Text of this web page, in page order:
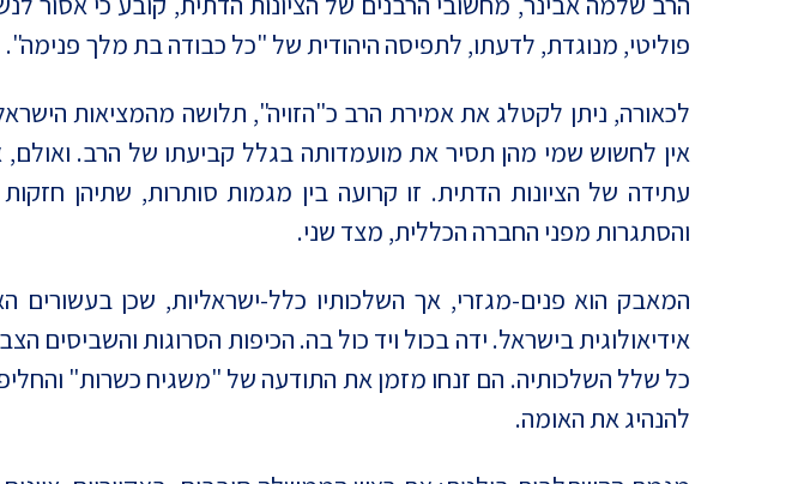
מדד הפלורליזם בישראל
אנטישמיות
דמוקרטיה
דת ומדינה
חרבות ברזל
יחסי ישראל-סין
פוליטי, מנוגדת, לדעתו, לתפיסה היהודית של "כל כבודה בת מלך פנימה".
לכאורה, ניתן לקטלג את אמירת הרב כ"הזויה", תלושה מהמציאות
אין לחשוש שמי מהן תסיר את מועמדותה בגלל קביעתו של הרב.
עתידה של הציונות הדתית. זו קרועה בין מגמות סותרות, שתיהן
והסתגרות מפני החברה הכללית, מצד שני.
המאבק הוא פנים-מגזרי, אך השלכותיו כלל-ישראליות, שכן בעשורים
אידיאולוגית בישראל. ידה בכול ויד כול בה. הכיפות הסרוגות
כל שלל השלכותיה. הם זנחו מזמן את התודעה של "משגיח כשרות"
להנהיג את האומה.